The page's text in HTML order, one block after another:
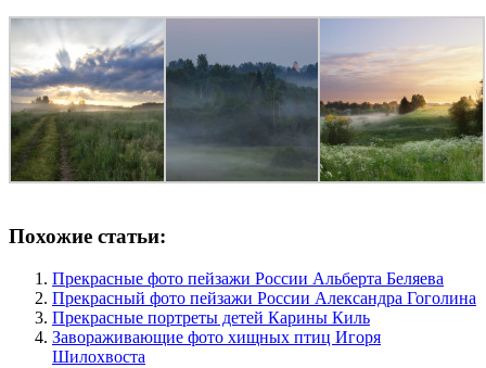
Похожие статьи:
Прекрасные фото пейзажи России Альберта Беляева
Прекрасный фото пейзажи России Александра Гоголина
Прекрасные портреты детей Карины Киль
Завораживающие фото хищных птиц Игоря
Шилохвоста